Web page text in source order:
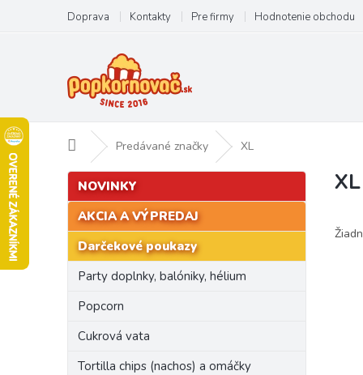
obsah
Doprava Kontakty Pre firmy Hodnotenie obchodu
DomovPredávané značky XL
B
o
n
Preskočiť
kategórie
NOVINKY
AKCIA A VÝPREDAJ
Darčekové poukazy
Party doplnky, balóniky, hélium
Popcorn
Cukrová vata
Tortilla chips (nachos) a omáčky
XL